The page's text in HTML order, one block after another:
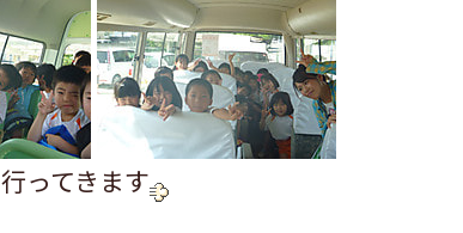
ってきます